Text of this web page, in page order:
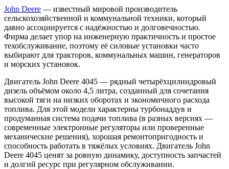
John Deere — известный мировой производитель
сельскохозяйственной и коммунальной техники, который
давно ассоциируется с надёжностью и долговечностью.
Фирма делает упор на инженерную практичность и простое
техобслуживание, поэтому её силовые установки часто
выбирают для тракторов, коммунальных машин, генераторов
и морских установок.
Двигатель John Deere 4045 — рядный четырёхцилиндровый
дизель объёмом около 4,5 литра, созданный для сочетания
высокой тяги на низких оборотах и экономичного расхода
топлива. Для этой модели характерны турбонаддув и
продуманная система подачи топлива (в разных версиях —
современные электронные регуляторы или проверенные
механические решения), хорошая ремонтопригодность и
способность работать в тяжёлых условиях. Двигатель John
Deere 4045 ценят за ровную динамику, доступность запчастей
и долгий ресурс при регулярном обслуживании.